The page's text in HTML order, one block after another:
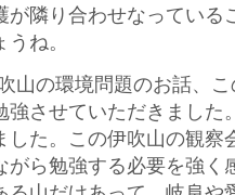
が隣り合わせなっている
ね。
山の環境問題のお話、
強させていただきました
した。この伊吹山の観察
がら勉強する必要を強く